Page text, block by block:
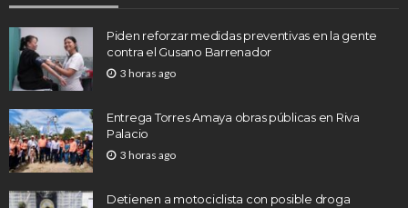
Piden reforzar medidas preventivas en la gente
contra el Gusano Barrenador
3 horas ago
Entrega Torres Amaya obras públicas en Riva
Palacio
3 horas ago
Detienen a motociclista con posible droga